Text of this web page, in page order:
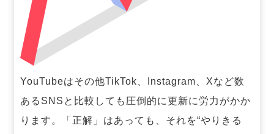
YouTubeはその他TikTok、Instagram、Xなど数
あるSNSと比較しても圧倒的に更新に労力がかか
ります。「正解」はあっても、それを“やりきる